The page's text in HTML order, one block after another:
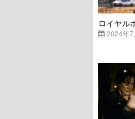
ロイヤル
2024年7